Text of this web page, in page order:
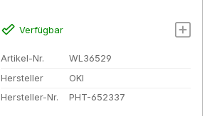
Verfügbar
Artikel-Nr.
WL36529
Hersteller
OKI
Hersteller-Nr.
PHT-652337